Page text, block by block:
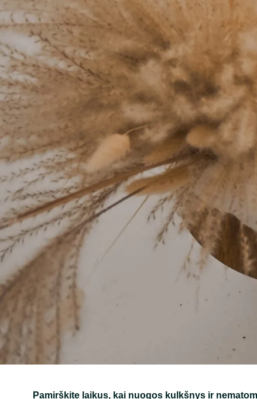
Pamirškite laikus, kai nuogos kulkšnys ir